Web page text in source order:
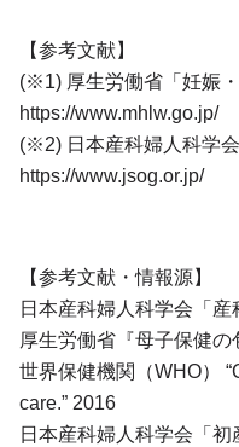
【参考文献】
(※1) 厚生労働省「妊娠
https://www.mhlw.go.jp/
(※2) 日本産科婦人科学
https://www.jsog.or.jp/
【参考文献・情報源】
日本産科婦人科学会「
厚生労働省『母子保健の
世界保健機関（WHO）
care.” 2016
日本産科婦人科学会「